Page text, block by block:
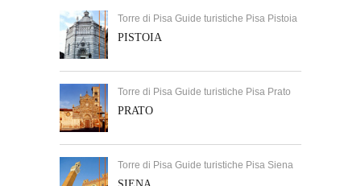
Torre di Pisa Guide turistiche Pisa Pistoia
PISTOIA
Torre di Pisa Guide turistiche Pisa Prato
PRATO
Torre di Pisa Guide turistiche Pisa Siena